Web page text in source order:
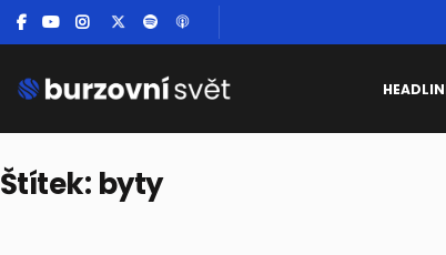
Štítek: byty